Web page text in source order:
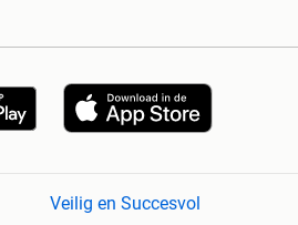
Veilig en Succesvol